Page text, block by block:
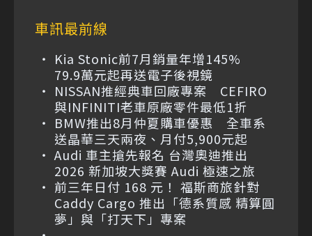
車訊最前線
Kia Stonic前7月銷量年增145%
79.9萬元起再送電子後視鏡
NISSAN推經典車回廠專案 CEFIRO
與INFINITI老車原廠零件最低1折
BMW推出8月仲夏購車優惠 全車系
送晶華三天兩夜、月付5,900元起
Audi 車主搶先報名 台灣奧迪推出
2026 新加坡大獎賽 Audi 極速之旅
前三年日付 168 元！ 福斯商旅針對
Caddy Cargo 推出「德系質感 精算圓
夢」與「打天下」專案